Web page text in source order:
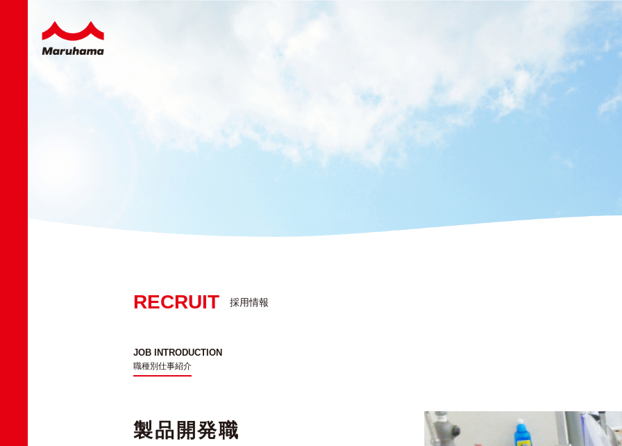
RECRUIT 採用情報
JOB INTRODUCTION
職種別仕事紹介
製品開発職